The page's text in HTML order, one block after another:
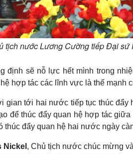
tịch nước Lương Cường tiếp Đại sứ
định sẽ nỗ lực hết mình trong
hợp tác các lĩnh vực là thế mạnh
gian tới hai nước tiếp tục thúc
để thúc đẩy quan hệ hợp tác
thúc đẩy quan hệ hai nước ngày
Nickel , Chủ tịch nước chúc mừng